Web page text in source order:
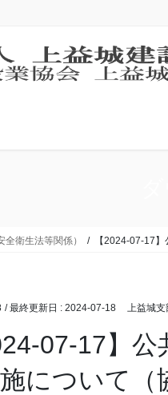
衛生法等関係） 【2024-07-17
/ 最終更新日 : 2024-07-18 上益城支
07-17】
について（